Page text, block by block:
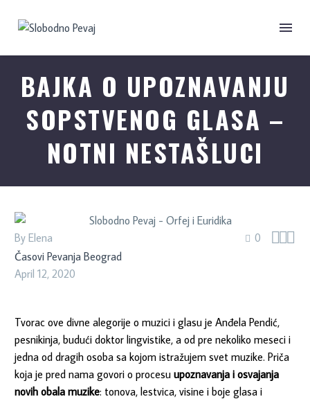
BAJKA O UPOZNAVANJU
SOPSTVENOG GLASA –
NOTNI NESTAŠLUCI
0 
By Elena
Časovi Pevanja Beograd
April 12, 2020
Tvorac ove divne alegorije o muzici i glasu je Anđela Pendić,
pesnikinja, budući doktor lingvistike, a od pre nekoliko meseci i
jedna od dragih osoba sa kojom istražujem svet muzike. Priča
koja je pred nama govori o procesu upoznavanja i osvajanja
novih obala muzike: tonova, lestvica, visine i boje glasa i